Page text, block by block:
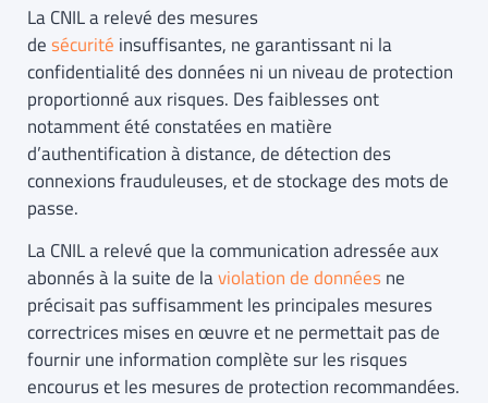
La CNIL a relevé des mesures
desécurité insuffisantes, ne garantissant ni la
confidentialité des données ni un niveau de protection
proportionné aux risques. Des faiblesses ont
notamment été constatées en matière
d’authentification à distance, de détection des
connexions frauduleuses, et de stockage des mots de
passe.
La CNIL a relevé que la communication adressée aux
abonnés à la suite de laviolation de donnéesne
précisait pas suffisamment les principales mesures
correctrices mises en œuvre et ne permettait pas de
fournir une information complète sur les risques
encourus et les mesures de protection recommandées.